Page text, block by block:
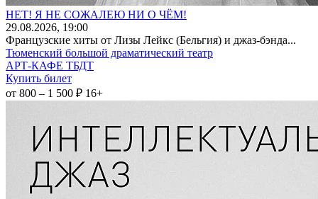
НЕТ! Я НЕ СОЖАЛЕЮ НИ О ЧЁМ!
29.08.2026, 19:00
Французские хиты от Лизы Лейкс (Бельгия) и джаз-бэнда...
Тюменский большой драматический театр
АРТ-КАФЕ ТБДТ
Купить билет
от 800 – 1 500 ₽ 16+